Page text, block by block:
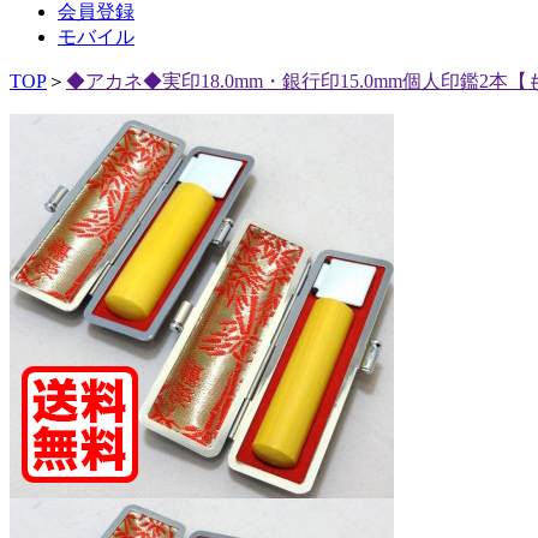
会員登録
モバイル
TOP ＞ ◆アカネ◆実印18.0mm・銀行印15.0mm個人印鑑2本【